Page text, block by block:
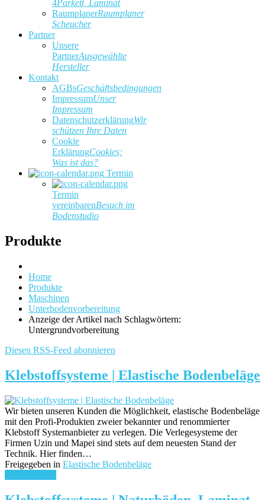
4Parkett, Laminat
RaumplanerRaumplaner
Scheucher
Partner
Unsere
PartnerAusgewählte
Hersteller
Kontakt
AGBsGeschäftsbedingungen
ImpressumUnser
Impressum
DatenschutzerklärungWir
schützen Ihre Daten
Cookie
ErklärungCookies;
Was ist das?
Termin
Termin
vereinbarenBesuch im
Bodenstudio
Produkte
Home
Produkte
Maschinen
Unterbodenvorbereitung
Anzeige der Artikel nach Schlagwörtern:
Untergrundvorbereitung
Diesen RSS-Feed abonnieren
Klebstoffsysteme | Elastische Bodenbeläge
Wir bieten unseren Kunden die Möglichkeit, elastische Bodenbeläge
mit den Profi-Produkten zweier bekannter und renommierter
Klebstoff Systemanbieter zu verlegen. Die Verlegesysteme der
Firmen Uzin und Mapei sind stets auf dem neuesten Stand der
Technik. Hier finden…
Freigegeben in Elastische Bodenbeläge